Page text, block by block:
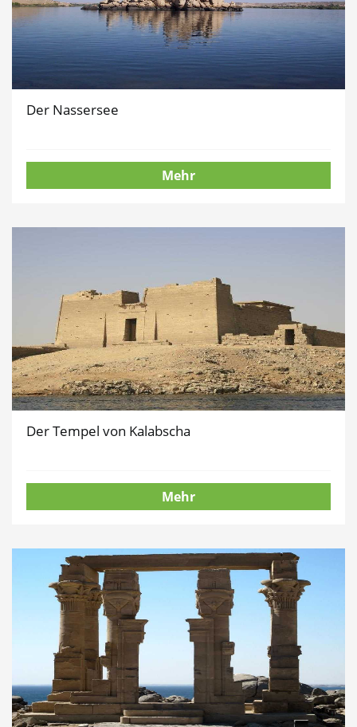
Der Nassersee
Mehr
Der Tempel von Kalabscha
Mehr